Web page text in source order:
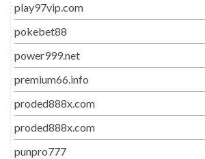
play97vip.com
pokebet88
power999.net
premium66.info
proded888x.com
proded888x.com
punpro777